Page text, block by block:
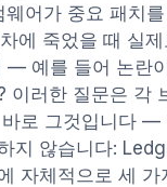
웨어가 중요 패치
에 죽었을 때 실
— 예를 들어 논란
이러한 질문은 각
로 그것입니다 —
지 않습니다:
자체적으로 세